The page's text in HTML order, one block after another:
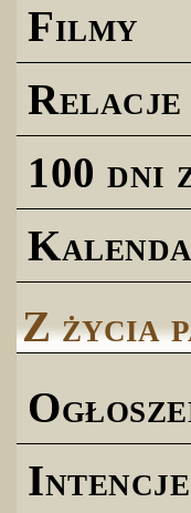
Filmy
Relacje
100 dni
Z życia